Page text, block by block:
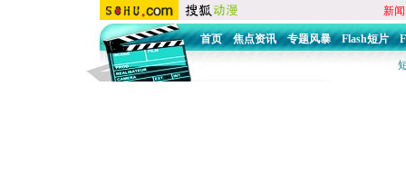
新闻
首页 焦点资讯 专题风暴 Flash短片